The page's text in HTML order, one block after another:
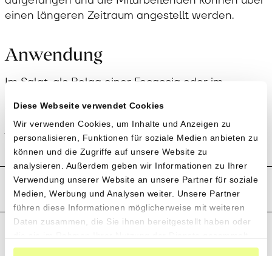
Diese Webseite verwendet Cookies
Wir verwenden Cookies, um Inhalte und Anzeigen zu
personalisieren, Funktionen für soziale Medien anbieten zu
können und die Zugriffe auf unsere Website zu
analysieren. Außerdem geben wir Informationen zu Ihrer
Verwendung unserer Website an unsere Partner für soziale
Medien, Werbung und Analysen weiter. Unsere Partner
führen diese Informationen möglicherweise mit weiteren
Daten zusammen, die Sie ihnen bereitgestellt haben oder
haben.
einen längeren Zeitraum angestellt werden.
Anwendung
Im Salat, als Belag einer Focaccia oder im
Tomaten sind vielseitig einsetzbar und verleihen
jedem Gericht etwas Farbe.
Produktion und Anbau
Preistransparenz